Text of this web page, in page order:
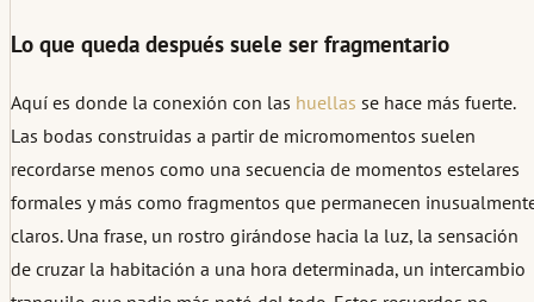
Lo que queda después suele ser fragmentario
Aquí es donde la conexión con las huellas se hace más fuerte.
Las bodas construidas a partir de micromomentos suelen
recordarse menos como una secuencia de momentos estelares
formales y más como fragmentos que permanecen
claros. Una frase, un rostro girándose hacia la luz, la sensación
de cruzar la habitación a una hora determinada, un intercambio